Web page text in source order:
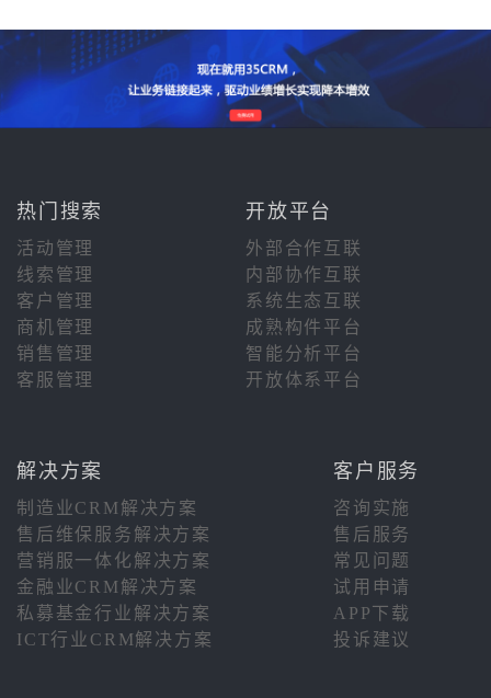
热门搜索 开放平台
活动管理
外部合作互联
线索管理
内部协作互联
客户管理
系统生态互联
商机管理
成熟构件平台
销售管理
智能分析平台
客服管理
开放体系平台
解决方案 客户服务
制造业CRM解决方案
咨询实施
售后维保服务解决方案
售后服务
营销服一体化解决方案
常见问题
金融业CRM解决方案
试用申请
私募基金行业解决方案
APP下载
ICT行业CRM解决方案
投诉建议